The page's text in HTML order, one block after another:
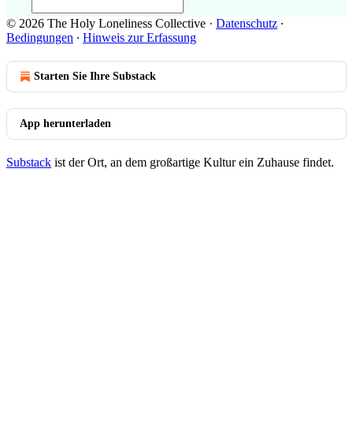
© 2026 The Holy Loneliness Collective · Datenschutz ∙
Bedingungen ∙ Hinweis zur Erfassung
Starten Sie Ihre Substack
App herunterladen
Substack ist der Ort, an dem großartige Kultur ein Zuhause findet.